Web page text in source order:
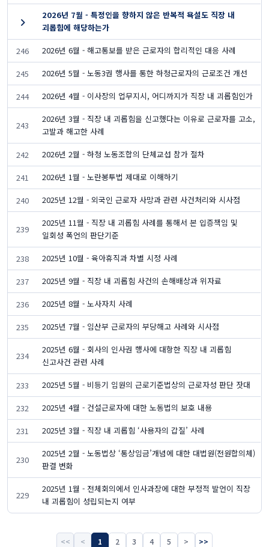
2026년 7월 - 특정인을 향하지 않은 반복적 욕설도 직장 내
괴롭힘에 해당하는가
246 2026년 6월 - 해고통보를 받은 근로자의 합리적인 대응 사례
245 2026년 5월 - 노동3권 행사를 통한 하청근로자의 근로조건 개선
244 2026년 4월 - 이사장의 업무지시, 어디까지가 직장 내 괴롭힘인가
243
2026년 3월 - 직장 내 괴롭힘을 신고했다는 이유로 근로자를 고소,
고발과 해고한 사례
242 2026년 2월 - 하청 노동조합의 단체교섭 참가 절차
241 2026년 1월 - 노란봉투법 제대로 이해하기
240 2025년 12월 - 외국인 근로자 사망과 관련 사건처리와 시사점
239
2025년 11월 - 직장 내 괴롭힘 사례를 통해서 본 입증책임 및
일회성 폭언의 판단기준
238 2025년 10월 - 육아휴직과 차별 시정 사례
237 2025년 9월 - 직장 내 괴롭힘 사건의 손해배상과 위자료
236 2025년 8월 - 노사자치 사례
235 2025년 7월 - 임산부 근로자의 부당해고 사례와 시사점
234
2025년 6월 - 회사의 인사권 행사에 대항한 직장 내 괴롭힘
신고사건 관련 사례
233 2025년 5월 - 비등기 임원의 근로기준법상의 근로자성 판단 잣대
232 2025년 4월 - 건설근로자에 대한 노동법의 보호 내용
231 2025년 3월 - 직장 내 괴롭힘 ‘사용자의 갑질’ 사례
230
2025년 2월 - 노동법상 ‘통상임금’개념에 대한 대법원(전원합의체)
판결 변화
229
2025년 1월 - 전체회의에서 인사과장에 대한 부정적 발언이 직장
내 괴롭힘이 성립되는지 여부
<< < 1 2 3 4 5 > >>